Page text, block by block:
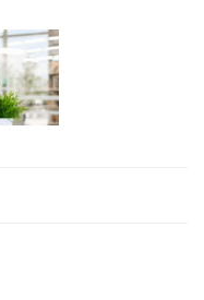
Email